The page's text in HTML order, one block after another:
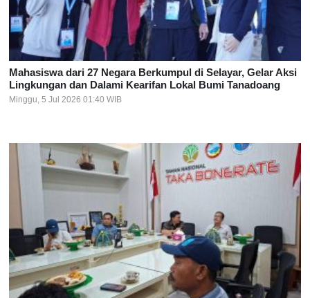
Mahasiswa dari 27 Negara Berkumpul di Selayar, Gelar Aksi
Lingkungan dan Dalami Kearifan Lokal Bumi Tanadoang
Minggu, 5 Jul 2026 01:40 WIB